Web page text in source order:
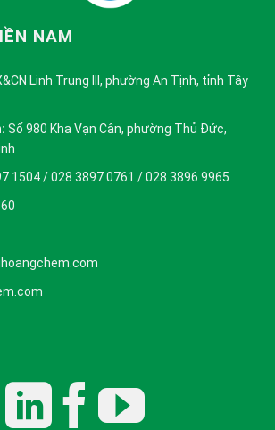
NAM
Linh Trung III, phường An Tịnh, tỉnh Tây
Số 980 Kha Vạn Cân, phường Thủ Đức,
1504 / 028 3897 0761 / 028 3896 9965